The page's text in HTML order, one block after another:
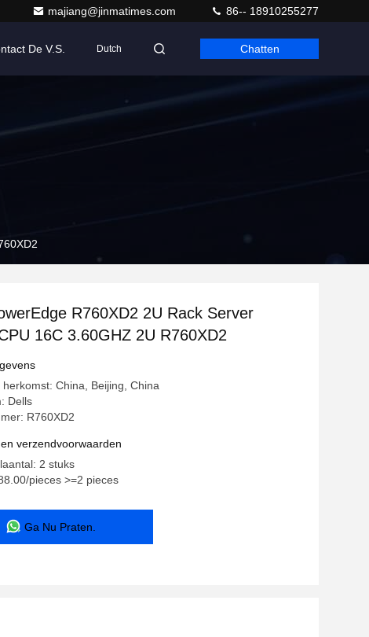
majiang@jinmatimes.com 86-- 18910255277
De V.S. Dutch Chatten
R760XD2 2U Rack Server
16C 3.60GHZ 2U R760XD2
herkomst: China, Beijing, China
Dells
R760XD2
verzendvoorwaarden
2 stuks
pieces >=2 pieces
Ga Nu Praten.